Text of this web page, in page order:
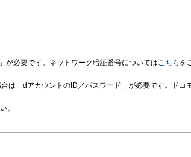
が必要です。ネットワーク暗証番号についてはこちら を
は「dアカウントのID／パスワード」が必要です。ドコ
。